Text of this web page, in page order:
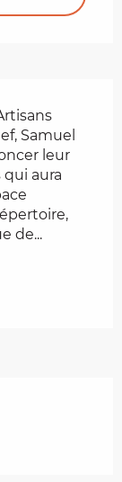
Samuel
leur
aura
de...